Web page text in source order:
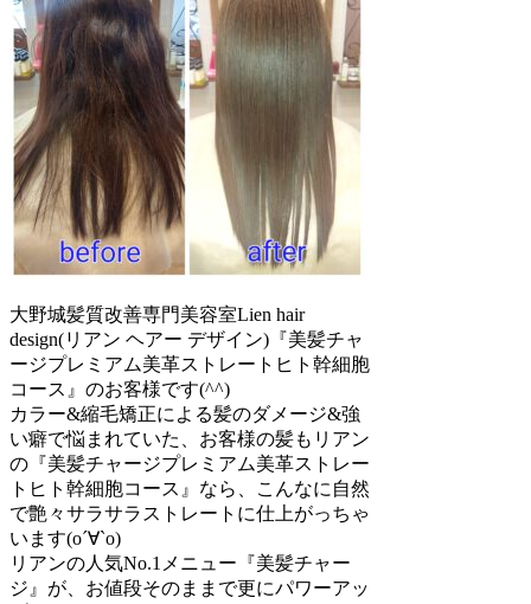
大野城髪質改善専門美容室Lien hair
design(リアン ヘアー デザイン)『美髪チャ
ージプレミアム美革ストレートヒト幹細胞
コース』のお客様です(^^)
カラー&縮毛矯正による髪のダメージ&強
い癖で悩まれていた、お客様の髪もリアン
の『美髪チャージプレミアム美革ストレー
トヒト幹細胞コース』なら、こんなに自然
で艶々サラサラストレートに仕上がっちゃ
います(о´∀`о)
リアンの人気No.1メニュー『美髪チャー
ジ』が、お値段そのままで更にパワーアッ